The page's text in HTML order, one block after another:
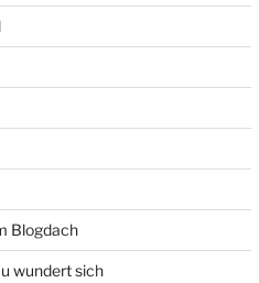
Blogdach
wundert sich